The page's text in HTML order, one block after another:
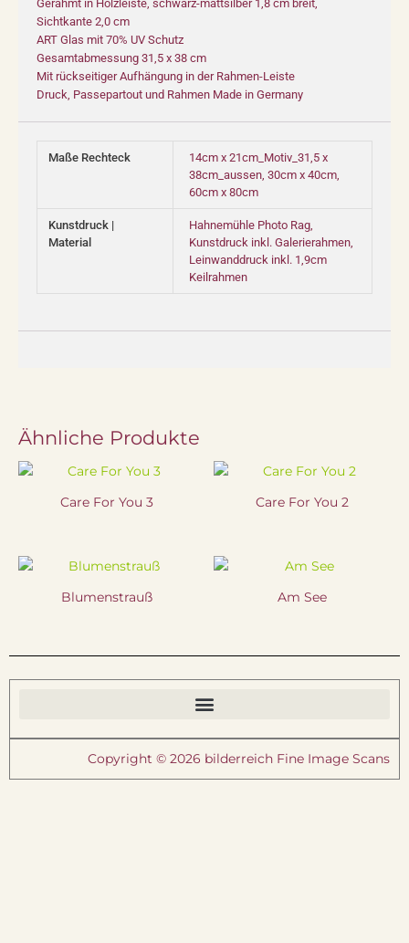
Gerahmt in Holzleiste, schwarz-mattsilber 1,8 cm breit,
Sichtkante 2,0 cm
ART Glas mit 70% UV Schutz
Gesamtabmessung 31,5 x 38 cm
Mit rückseitiger Aufhängung in der Rahmen-Leiste
Druck, Passepartout und Rahmen Made in Germany
Maße Rechteck
14cm x 21cm_Motiv_31,5 x
38cm_aussen, 30cm x 40cm,
60cm x 80cm
Kunstdruck |
Material
Hahnemühle Photo Rag,
Kunstdruck inkl. Galerierahmen,
Leinwanddruck inkl. 1,9cm
Keilrahmen
Ähnliche Produkte
Care For You 3 Care For You 2
Blumenstrauß Am See
Copyright © 2026 bilderreich Fine Image Scans